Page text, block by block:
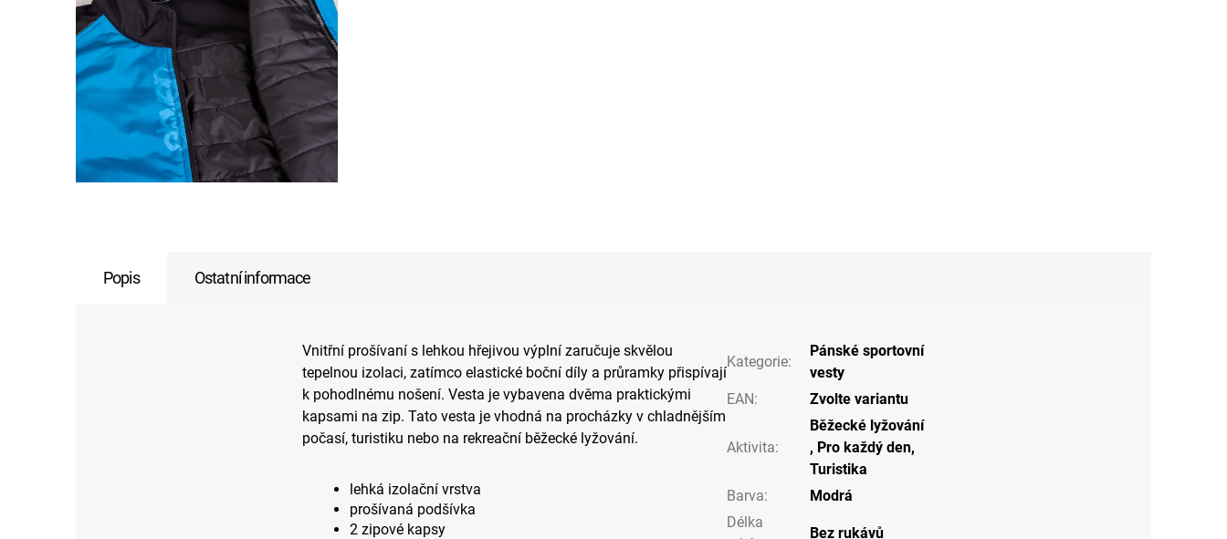
Popis Ostatní informace
Vnitřní prošívaní s lehkou hřejivou výplní zaručuje skvělou
tepelnou izolaci, zatímco elastické boční díly a průramky přispívají
k pohodlnému nošení. Vesta je vybavena dvěma praktickými
kapsami na zip. Tato vesta je vhodná na procházky v chladnějším
počasí, turistiku nebo na rekreační běžecké lyžování.
lehká izolační vrstva
prošívaná podšívka
2 zipové kapsy
Kategorie:
Pánské sportovní
vesty
EAN: Zvolte variantu
Aktivita:
Běžecké lyžování
, Pro každý den,
Turistika
Barva:
Modrá
Délka
Bez rukávů